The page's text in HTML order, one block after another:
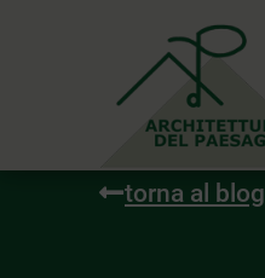
torna al blog